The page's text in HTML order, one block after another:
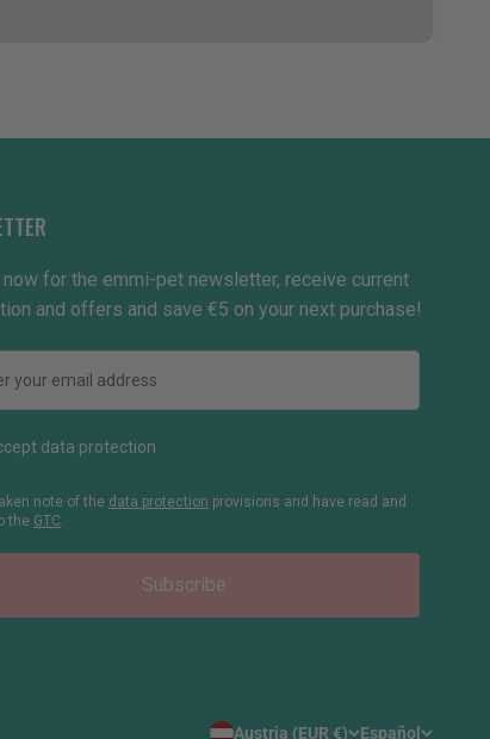
now for the emmi-pet newsletter, receive current
and offers and save €5 on your next purchase!
you like to hear from us?
data protection
note of the data protection provisions and have read and
the GTC
Subscribe
Austria (EUR €) Español